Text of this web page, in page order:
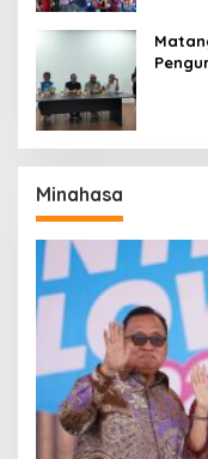
Minahasa